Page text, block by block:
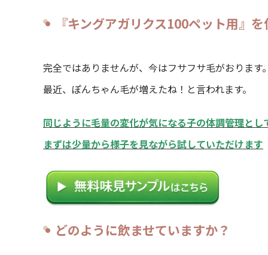
『キングアガリクス100ペット用』
完全ではありませんが、今はフサフサ毛がおります。
最近、ぽんちゃん毛が増えたね！と言われます。
同じように毛量の変化が気になる子の体調管理とし
まずは少量から様子を見ながら試していただけます
どのように飲ませていますか？